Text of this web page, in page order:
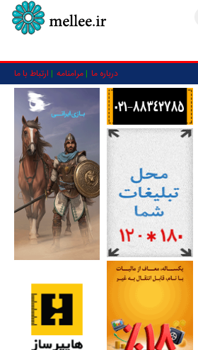
درباره ما مرامنامه ارتباط با ما